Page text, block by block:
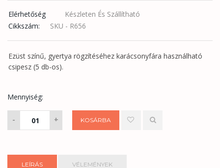
Elérhetőség
Készleten És Szállítható
Cikkszám:
SKU - R656
Ezüst színű, gyertya rögzítéséhez karácsonyfára használható
csipesz (5 db-os).
Mennyiség:
-
mennyiség
+ KOSÁRBA
LEÍRÁS VÉLEMÉNYEK